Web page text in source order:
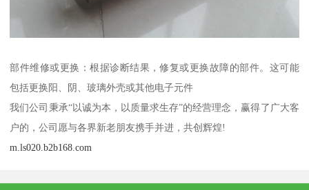
部件维修或更换：根据诊断结果，修复或更换故障的部件。这可能
包括更换阳、阴、玻璃外壳或其他电子元件
我们公司秉承“以诚为本，以质量求生存”的经营理念，赢得了广大客
户的，公司愿与各界新老朋友携手并进，共创辉煌!
m.ls020.b2b168.com